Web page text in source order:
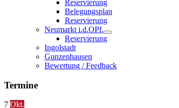
Reservierung
Belegungsplan
Reservierung
Neumarkt i.d.OPf.
Reservierung
Ingolstadt
Gunzenhausen
Bewertung / Feedback
Termine
7 Okt.